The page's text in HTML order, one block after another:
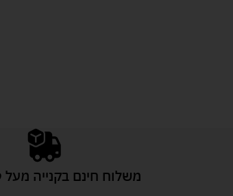
משלוח חינם בקנייה מעל 329 ש"ח